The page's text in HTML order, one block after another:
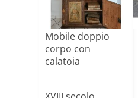
Mobile doppio
corpo con
calatoia